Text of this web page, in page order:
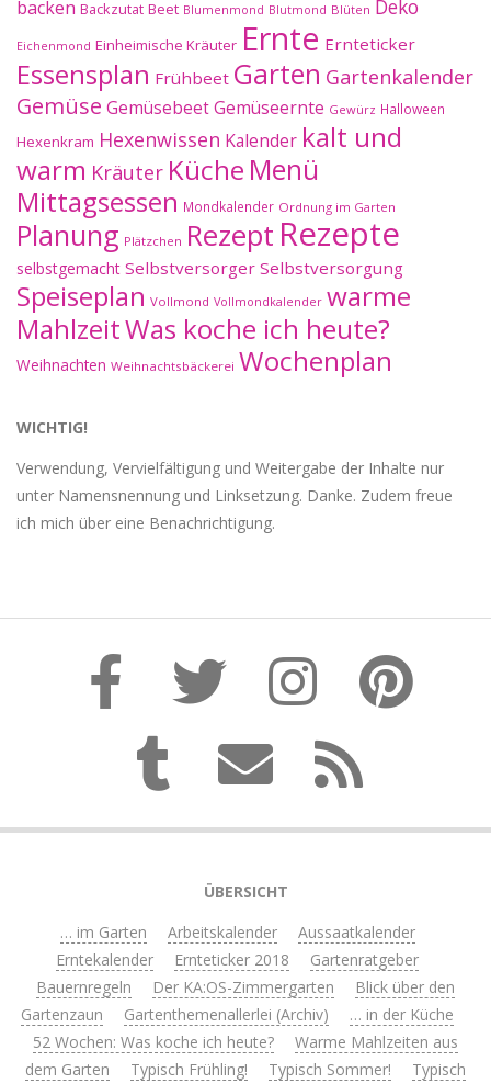
backen Backzutat Beet Blumenmond Blutmond Blüten Deko
Eichenmond Einheimische Kräuter Ernte Ernteticker
Essensplan Frühbeet Garten Gartenkalender
Gemüse GemüsebeetGemüseernte Gewürz Halloween
Hexenkram Hexenwissen Kalender kalt und
warm Kräuter Küche Menü
Mittagsessen Mondkalender Ordnung im Garten
Planung Plätzchen Rezept Rezepte
selbstgemacht Selbstversorger Selbstversorgung
Speiseplan Vollmond Vollmondkalender warme
MahlzeitWas koche ich heute?
Weihnachten Weihnachtsbäckerei Wochenplan
WICHTIG!
Verwendung, Vervielfältigung und Weitergabe der Inhalte nur
unter Namensnennung und Linksetzung. Danke. Zudem freue
ich mich über eine Benachrichtigung.
ÜBERSICHT
… im Garten
Arbeitskalender
Aussaatkalender
Erntekalender
Ernteticker 2018
Gartenratgeber
Bauernregeln
Der KA:OS-Zimmergarten
Blick über den
Gartenzaun
Gartenthemenallerlei (Archiv)
… in der Küche
52 Wochen: Was koche ich heute?
Warme Mahlzeiten aus
dem Garten
Typisch Frühling! Typisch Sommer!
Typisch